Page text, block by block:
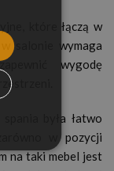
które łączą w
salonie wymaga
wygodę
była łatwo
w pozycji
na taki mebel jest